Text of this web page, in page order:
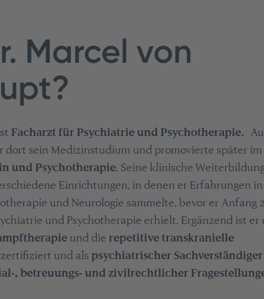
Marcel von
Facharzt für Psychiatrie und Psychotherapie.
dort sein Medizinstudium und promovierte später
und Psychotherapie. Seine klinische
Einrichtungen, in denen er Erfahrungen in
und Neurologie sammelte, bevor er Anfang
und Psychotherapie erhielt. Ergänzend ist er
und die repetitive transkranielle
und als psychiatrischer Sachverständiger
, betreuungs- und zivilrechtlicher